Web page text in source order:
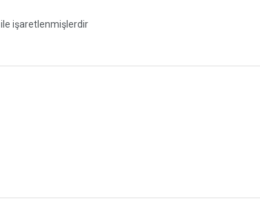
ile işaretlenmişlerdir